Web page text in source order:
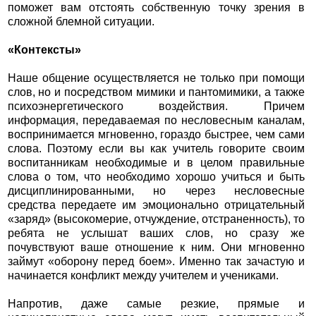
поможет вам отстоять собственную точку зрения в
сложной блемной ситуации.
«Контексты»
Наше общение осуществляется не только при помощи
слов, но и посредством мимики и пантомимики, а также
психоэнергетического воздействия. Причем
информация, передаваемая по несловесным каналам,
воспринимается мгновенно, гораздо быстрее, чем сами
слова. Поэтому если вы как учитель говорите своим
воспитанникам необходимые и в целом правильные
слова о том, что необходимо хорошо учиться и быть
дисциплинированными, но через несловесные
средства передаете им эмоционально отрицательный
«заряд» (высокомерие, отчуждение, отстраненность), то
ребята не услышат ваших слов, но сразу же
почувствуют ваше отношение к ним. Они мгновенно
займут «оборону перед боем». Именно так зачастую и
начинается конфликт между учителем и учениками.
Напротив, даже самые резкие, прямые и